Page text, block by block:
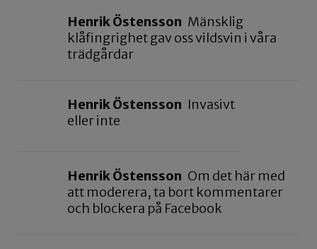
Henrik Östensson Mänsklig
klåfingrighet gav oss vildsvin i våra
trädgårdar
Henrik Östensson Invasivt
eller inte
Henrik Östensson Om det här med
att moderera, ta bort kommentarer
och blockera på Facebook